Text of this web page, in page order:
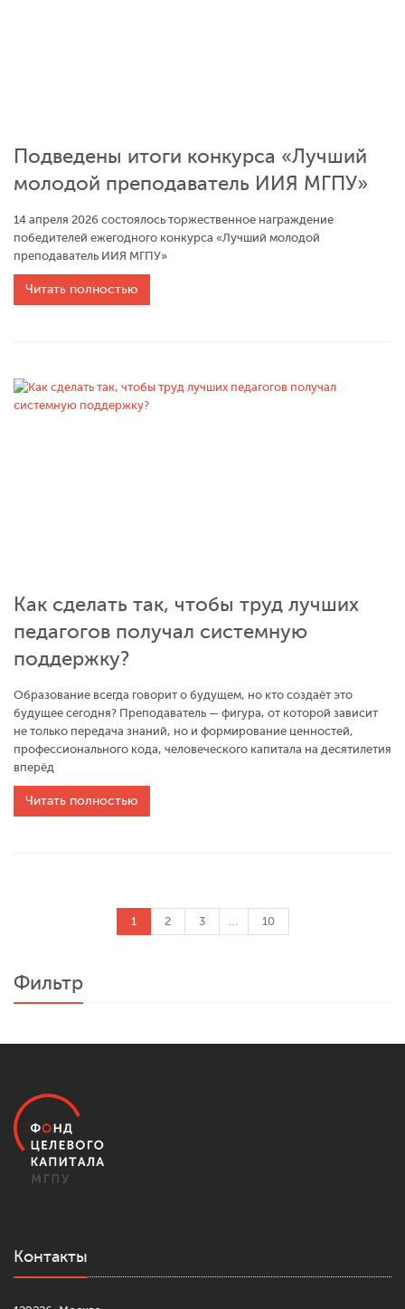
Подведены итоги конкурса «Лучший
молодой преподаватель ИИЯ МГПУ»
14 апреля 2026 состоялось торжественное награждение
победителей ежегодного конкурса «Лучший молодой
преподаватель ИИЯ МГПУ»
Читать полностью
Как сделать так, чтобы труд лучших
педагогов получал системную
поддержку?
Образование всегда говорит о будущем, но кто создаёт это
будущее сегодня? Преподаватель — фигура, от которой зависит
не только передача знаний, но и формирование ценностей,
профессионального кода, человеческого капитала на десятилетия
вперёд
Читать полностью
1 2 3 10
Фильтр
Контакты